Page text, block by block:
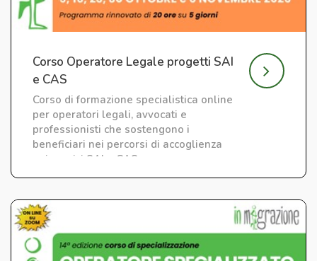
Corso Operatore Legale progetti SAI
e CAS
Corso di formazione specialistica online
per operatori legali, avvocati e
professionisti che sostengono i
beneficiari nei percorsi di accoglienza
nei servizi SAI e CAS.